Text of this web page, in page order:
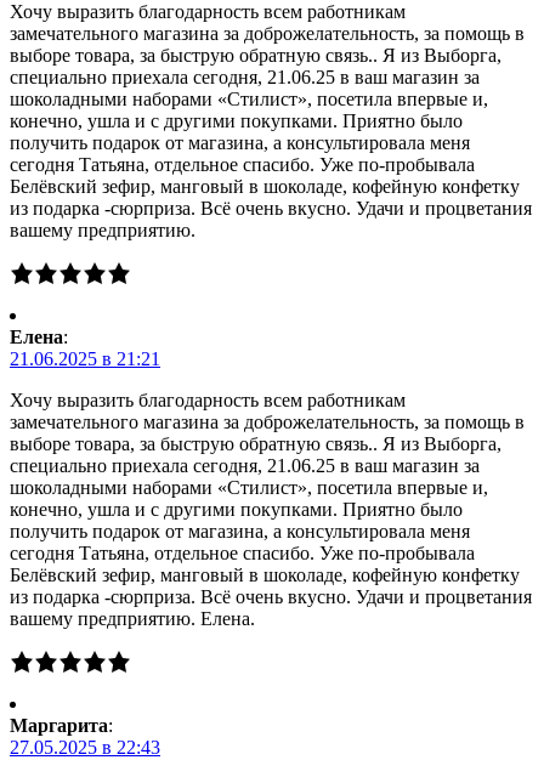
Хочу выразить благодарность всем работникам
замечательного магазина за доброжелательность, за помощь в
выборе товара, за быструю обратную связь.. Я из Выборга,
специально приехала сегодня, 21.06.25 в ваш магазин за
шоколадными наборами «Стилист», посетила впервые и,
конечно, ушла и с другими покупками. Приятно было
получить подарок от магазина, а консультировала меня
сегодня Татьяна, отдельное спасибо. Уже по-пробывала
Белёвский зефир, манговый в шоколаде, кофейную конфетку
из подарка -сюрприза. Всё очень вкусно. Удачи и процветания
вашему предприятию.
Елена:
21.06.2025 в 21:21
Хочу выразить благодарность всем работникам
замечательного магазина за доброжелательность, за помощь в
выборе товара, за быструю обратную связь.. Я из Выборга,
специально приехала сегодня, 21.06.25 в ваш магазин за
шоколадными наборами «Стилист», посетила впервые и,
конечно, ушла и с другими покупками. Приятно было
получить подарок от магазина, а консультировала меня
сегодня Татьяна, отдельное спасибо. Уже по-пробывала
Белёвский зефир, манговый в шоколаде, кофейную конфетку
из подарка -сюрприза. Всё очень вкусно. Удачи и процветания
вашему предприятию. Елена.
Маргарита:
27.05.2025 в 22:43